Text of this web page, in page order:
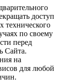
доступ
технического
по своему
перед
Сайта.
на
для любой